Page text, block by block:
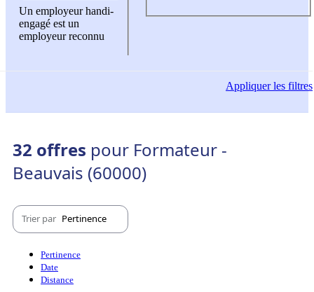
Un employeur handi-
engagé est un
employeur reconnu
Appliquerles filtres
32 offres pour Formateur -
Beauvais (60000)
Trier par Pertinence
Pertinence
Date
Distance